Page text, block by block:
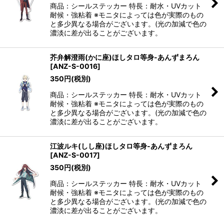
商品：シールステッカー 特長：耐水・UVカット
耐候・強粘着 ※モニタによっては色が実際のもの
と多少異なる場合がございます。(光の加減で色の
濃淡に差が出ることがございます。
芥弁解澄雨(かに座)ほしタロ等身-あんずまろん
[ANZ-S-0016]
350円(税別)
商品：シールステッカー 特長：耐水・UVカット
耐候・強粘着 ※モニタによっては色が実際のもの
と多少異なる場合がございます。(光の加減で色の
濃淡に差が出ることがございます。
江波ルキ(しし座)ほしタロ等身-あんずまろん
[ANZ-S-0017]
350円(税別)
商品：シールステッカー 特長：耐水・UVカット
耐候・強粘着 ※モニタによっては色が実際のもの
と多少異なる場合がございます。(光の加減で色の
濃淡に差が出ることがございます。